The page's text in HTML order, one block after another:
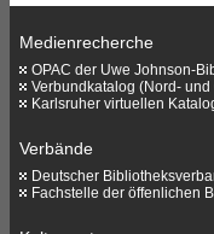
Medienrecherche
OPAC der Uwe Johnson-
Verbundkatalog (Nord-
Karlsruher virtuellen
Verbände
Deutscher
Fachstelle der öffenlichen